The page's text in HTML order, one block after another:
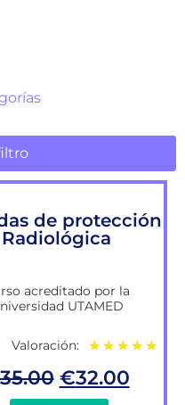
de protección
Radiológica
acreditado por la
UTAMED
Valoración: ★ ★ ★ ★ ★
35.00 €32.00